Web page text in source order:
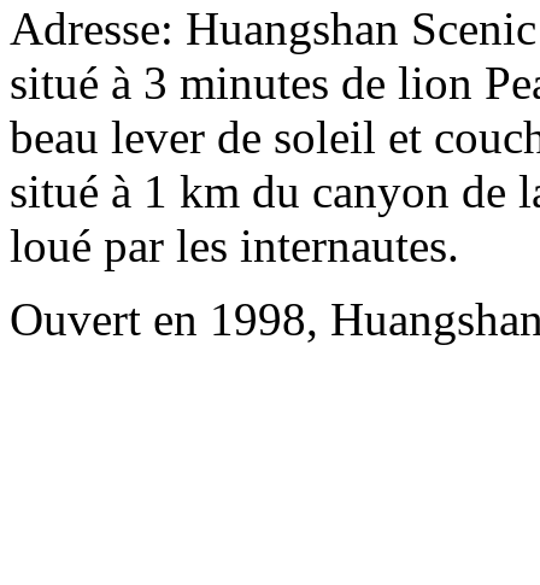
Adresse: Huangshan
situé à 3 minutes de lion
beau lever de soleil et
situé à 1 km du canyon de
loué par les internautes.
Ouvert en 1998,